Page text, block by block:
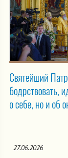
Святейший
бодрствовать,
о себе, но и об
27.06.2026